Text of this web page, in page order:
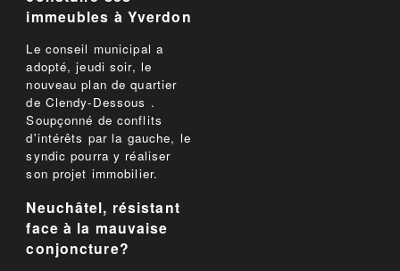
immeubles à Yverdon
Le conseil municipal a
adopté, jeudi soir, le
nouveau plan de quartier
de Clendy-Dessous .
Soupçonné de conflits
d'intérêts par la gauche, le
syndic pourra y réaliser
son projet immobilier.
Neuchâtel, résistant
face à la mauvaise
conjoncture?